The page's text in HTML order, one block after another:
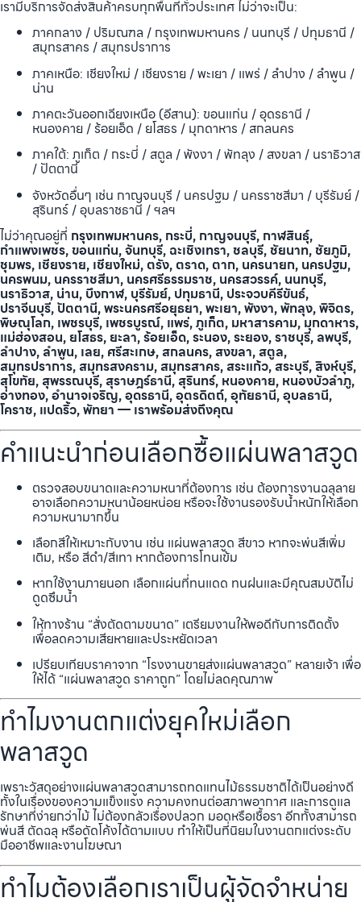
เรามีบริการจัดส่งสินค้าครบทุกพื้นที่ทั่วประเทศ ไม่ว่าจะเป็น:
ภาคกลาง / ปริมณฑล / กรุงเทพมหานคร / นนทบุรี / ปทุมธานี /
สมุทรสาคร / สมุทรปราการ
ภาคเหนือ: เชียงใหม่ / เชียงราย / พะเยา / แพร่ / ลำปาง / ลำพูน /
น่าน
ภาคตะวันออกเฉียงเหนือ (อีสาน): ขอนแก่น / อุดรธานี /
หนองคาย / ร้อยเอ็ด / ยโสธร / มุกดาหาร / สกลนคร
ภาคใต้: ภูเก็ต / กระบี่ / สตูล / พังงา / พัทลุง / สงขลา / นราธิวาส
/ ปัตตานี
จังหวัดอื่นๆ เช่น กาญจนบุรี / นครปฐม / นครราชสีมา / บุรีรัมย์ /
สุรินทร์ / อุบลราชธานี / ฯลฯ
ไม่ว่าคุณอยู่ที่ กรุงเทพมหานคร, กระบี่, กาญจนบุรี, กาฬสินธุ์,
กำแพงเพชร, ขอนแก่น, จันทบุรี, ฉะเชิงเทรา, ชลบุรี, ชัยนาท, ชัยภูมิ,
ชุมพร, เชียงราย, เชียงใหม่, ตรัง, ตราด, ตาก, นครนายก, นครปฐม,
นครพนม, นครราชสีมา, นครศรีธรรมราช, นครสวรรค์, นนทบุรี,
นราธิวาส, น่าน, บึงกาฬ, บุรีรัมย์, ปทุมธานี, ประจวบคีรีขันธ์,
ปราจีนบุรี, ปัตตานี, พระนครศรีอยุธยา, พะเยา, พังงา, พัทลุง, พิจิตร,
พิษณุโลก, เพชรบุรี, เพชรบูรณ์, แพร่, ภูเก็ต, มหาสารคาม, มุกดาหาร,
แม่ฮ่องสอน, ยโสธร, ยะลา, ร้อยเอ็ด, ระนอง, ระยอง, ราชบุรี, ลพบุรี,
ลำปาง, ลำพูน, เลย, ศรีสะเกษ, สกลนคร, สงขลา, สตูล,
สมุทรปราการ, สมุทรสงคราม, สมุทรสาคร, สระแก้ว, สระบุรี, สิงห์บุรี,
สุโขทัย, สุพรรณบุรี, สุราษฎร์ธานี, สุรินทร์, หนองคาย, หนองบัวลำภู,
อ่างทอง, อำนาจเจริญ, อุดรธานี, อุตรดิตถ์, อุทัยธานี, อุบลธานี,
โคราช, แปดริ้ว, พัทยา — เราพร้อมส่งถึงคุณ
คำแนะนำก่อนเลือกซื้อแผ่นพลาสวูด
ตรวจสอบขนาดและความหนาที่ต้องการ เช่น ต้องการงานฉลุลาย
อาจเลือกความหนาน้อยหน่อย หรือจะใช้งานรองรับน้ำหนักให้เลือก
ความหนามากขึ้น
เลือกสีให้เหมาะกับงาน เช่น แผ่นพลาสวูด สีขาว หากจะพ่นสีเพิ่ม
เติม, หรือ สีดำ/สีเทา หากต้องการโทนเข้ม
หากใช้งานภายนอก เลือกแผ่นที่ทนแดด ทนฝนและมีคุณสมบัติไม่
ดูดซึมน้ำ
ให้ทางร้าน “สั่งตัดตามขนาด” เตรียมงานให้พอดีกับการติดตั้ง
เพื่อลดความเสียหายและประหยัดเวลา
เปรียบเทียบราคาจาก “โรงงานขายส่งแผ่นพลาสวูด” หลายเจ้า เพื่อ
ให้ได้ “แผ่นพลาสวูด ราคาถูก” โดยไม่ลดคุณภาพ
ทำไมงานตกแต่งยุคใหม่เลือก
พลาสวูด
เพราะวัสดุอย่างแผ่นพลาสวูดสามารถทดแทนไม้ธรรมชาติได้เป็นอย่างดี
ทั้งในเรื่องของความแข็งแรง ความคงทนต่อสภาพอากาศ และการดูแล
รักษาที่ง่ายกว่าไม้ ไม่ต้องกลัวเรื่องปลวก มอดหรือเชื้อรา อีกทั้งสามารถ
พ่นสี ตัดฉลุ หรือดัดโค้งได้ตามแบบ ทำให้เป็นที่นิยมในงานตกแต่งระดับ
มืออาชีพและงานโฆษณา
ทำไมต้องเลือกเราเป็นผู้จัดจำหน่าย